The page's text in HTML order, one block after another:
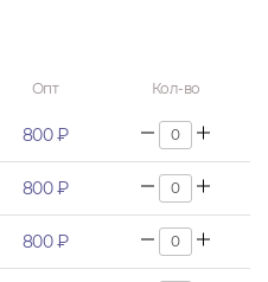
Опт Кол-во
800 ₽
800 ₽
800 ₽